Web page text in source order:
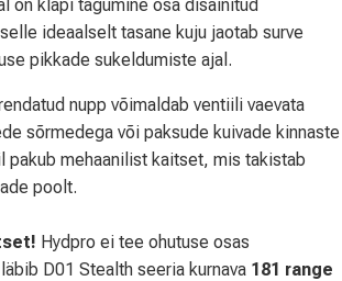
on klapi tagumine osa disainitud
ideaalselt tasane kuju jaotab surve
pikkade sukeldumiste ajal.
nupp võimaldab ventiili vaevata
sõrmedega või paksude kuivade kinnaste
pakub mehaanilist kaitset, mis takistab
poolt.
Hydpro ei tee ohutuse osas
D01 Stealth seeria kurnava 181 range